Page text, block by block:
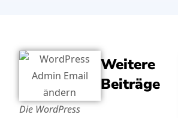
Die WordPress
Weitere
Beiträge